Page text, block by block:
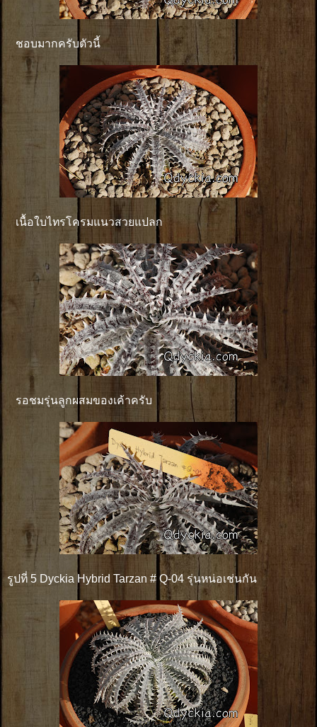
ชอบมากครับตัวนี้
เนื้อใบไทรโครมแนวสวยแปลก
รอชมรุ่นลูกผสมของเค้าครับ
รูปที่ 5 Dyckia Hybrid Tarzan # Q-04 รุ่นหน่อเช่นกัน